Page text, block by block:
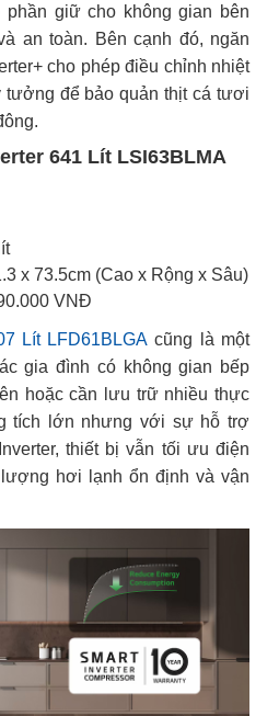
giữ cho không gian bên
an toàn. Bên cạnh đó, ngăn
cho phép điều chỉnh nhiệt
để bảo quản thịt cá tươi
641 Lít LSI63BLMA
x 73.5cm (Cao x Rộng x Sâu)
VNĐ
Lít LFD61BLGA cũng là một
gia đình có không gian bếp
hoặc cần lưu trữ nhiều thực
tích lớn nhưng với sự hỗ trợ
thiết bị vẫn tối ưu điện
hơi lạnh ổn định và vận